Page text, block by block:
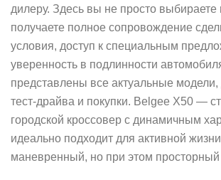
дилеру. Здесь вы не просто
получаете полное сопровождение
условия, доступ к специальным
уверенность в подлинности
представлены все актуальные
тест‑драйва и покупки. Belgee X50 —
городской кроссовер с динамичным
идеально подходит для активной
маневренный, но при этом просторный